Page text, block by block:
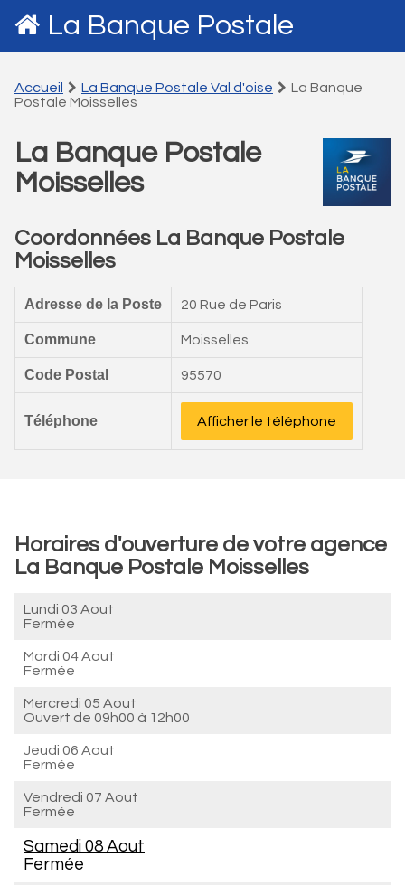
La Banque Postale
Accueil La Banque Postale Val d'oise
La Banque
Postale Moisselles
La Banque Postale
Moisselles
Coordonnées La Banque Postale
Moisselles
Adresse de la Poste 20 Rue de Paris
Commune Moisselles
Code Postal 95570
Téléphone Afficher le téléphone
Horaires d'ouverture de votre agence
La Banque Postale Moisselles
Lundi 03 Aout
Fermée
Mardi 04 Aout
Fermée
Mercredi 05 Aout
Ouvert de 09h00 à 12h00
Jeudi 06 Aout
Fermée
Vendredi 07 Aout
Fermée
Samedi 08 Aout
Fermée